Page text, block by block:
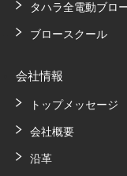
タハラ全電動ブロ
ブロースクール
会社情報
トップメッセージ
会社概要
沿革